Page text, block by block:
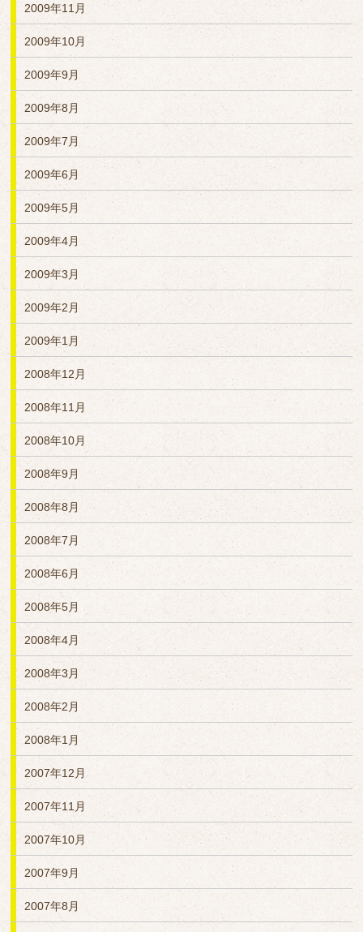
2009年11月
2009年10月
2009年9月
2009年8月
2009年7月
2009年6月
2009年5月
2009年4月
2009年3月
2009年2月
2009年1月
2008年12月
2008年11月
2008年10月
2008年9月
2008年8月
2008年7月
2008年6月
2008年5月
2008年4月
2008年3月
2008年2月
2008年1月
2007年12月
2007年11月
2007年10月
2007年9月
2007年8月